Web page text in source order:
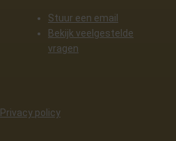
Stuur een email
Bekijk veelgestelde
vragen
Privacy policy